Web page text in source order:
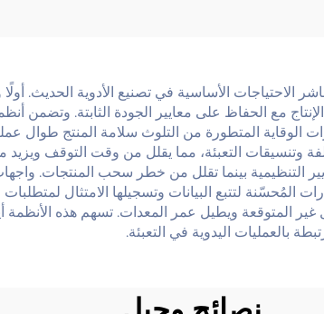
الاحتياجات الأساسية في تصنيع الأدوية
مع الحفاظ على معايير الجودة الثابتة. وتضمن
الوقاية المتطورة من التلوث سلامة المنتج طوال
وتنسيقات التعبئة، مما يقلل من وقت التوقف
التنظيمية بينما تقلل من خطر سحب المنتجات.
المُحسّنة لتتبع البيانات وتسجيلها الامتثال
غير المتوقعة ويطيل عمر المعدات. تسهم هذه
بالعمليات اليدوية في التعبئة.